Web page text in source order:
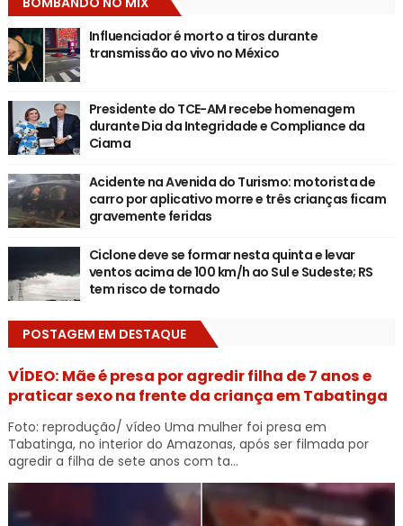
Influenciador é morto a tiros durante
transmissão ao vivo no México
Presidente do TCE-AM recebe homenagem
durante Dia da Integridade e Compliance da
Ciama
Acidente na Avenida do Turismo: motorista de
carro por aplicativo morre e três crianças ficam
gravemente feridas
Ciclone deve se formar nesta quinta e levar
ventos acima de 100 km/h ao Sul e Sudeste; RS
tem risco de tornado
POSTAGEM EM DESTAQUE
VÍDEO: Mãe é presa por agredir filha de 7 anos e
praticar sexo na frente da criança em Tabatinga
Foto: reprodução/ vídeo Uma mulher foi presa em
Tabatinga, no interior do Amazonas, após ser filmada por
agredir a filha de sete anos com ta...